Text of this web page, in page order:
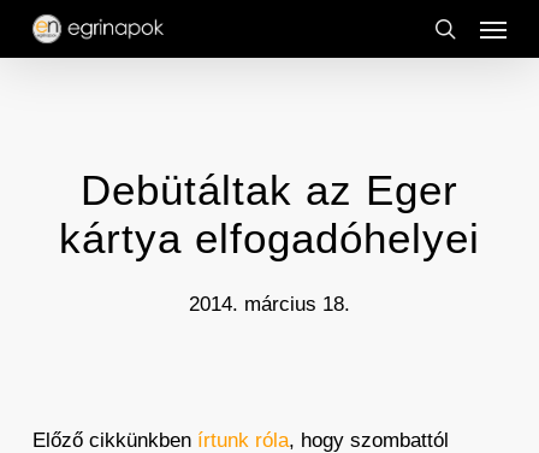
Skip
search
Menu
Debütáltak az Eger
kártya elfogadóhelyei
2014. március 18.
Előző cikkünkben írtunk róla, hogy szombattól